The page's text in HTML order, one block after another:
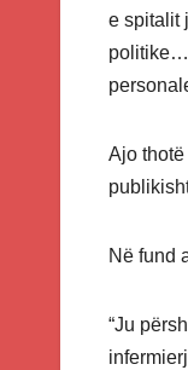
e spitalit
Ajo
Në fund
“Ju